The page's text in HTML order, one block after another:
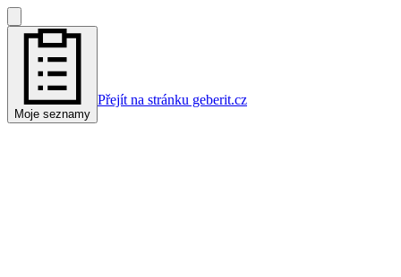
Moje seznamy
Přejít na stránku geberit.cz